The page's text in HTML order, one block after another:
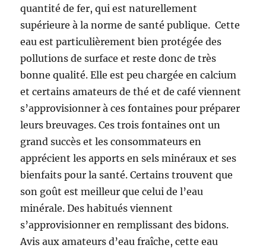
quantité de fer, qui est naturellement
supérieure à la norme de santé publique. Cette
eau est particulièrement bien protégée des
pollutions de surface et reste donc de très
bonne qualité. Elle est peu chargée en calcium
et certains amateurs de thé et de café viennent
s’approvisionner à ces fontaines pour préparer
leurs breuvages. Ces trois fontaines ont un
grand succès et les consommateurs en
apprécient les apports en sels minéraux et ses
bienfaits pour la santé. Certains trouvent que
son goût est meilleur que celui de l’eau
minérale. Des habitués viennent
s’approvisionner en remplissant des bidons.
Avis aux amateurs d’eau fraîche, cette eau